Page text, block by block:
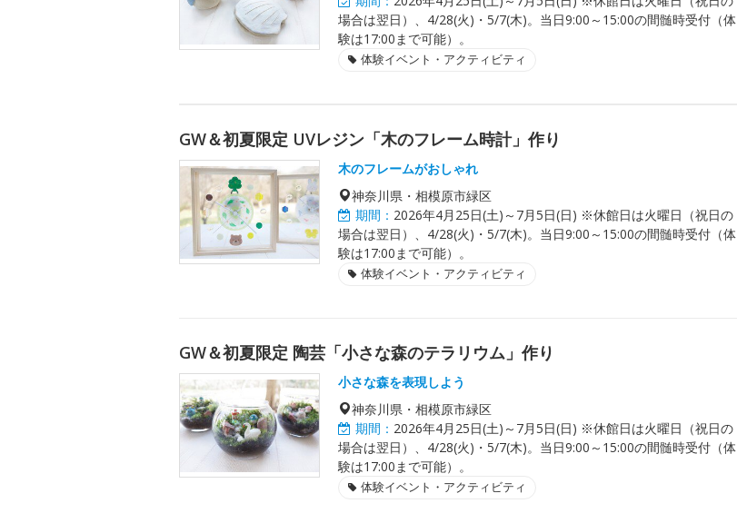
場合は翌日）、4/28(火)・5/7(木)。当日9:00～15:00の間髄時受付（体
験は17:00まで可能）。
体験イベント・アクティビティ
GW＆初夏限定 UVレジン「木のフレーム時計」作り
木のフレームがおしゃれ
神奈川県・相模原市緑区
期間： 2026年4月25日(土)～7月5日(日) ※休館日は火曜日（祝日の
場合は翌日）、4/28(火)・5/7(木)。当日9:00～15:00の間髄時受付（体
験は17:00まで可能）。
体験イベント・アクティビティ
GW＆初夏限定 陶芸「小さな森のテラリウム」作り
小さな森を表現しよう
神奈川県・相模原市緑区
期間： 2026年4月25日(土)～7月5日(日) ※休館日は火曜日（祝日の
場合は翌日）、4/28(火)・5/7(木)。当日9:00～15:00の間髄時受付（体
験は17:00まで可能）。
体験イベント・アクティビティ